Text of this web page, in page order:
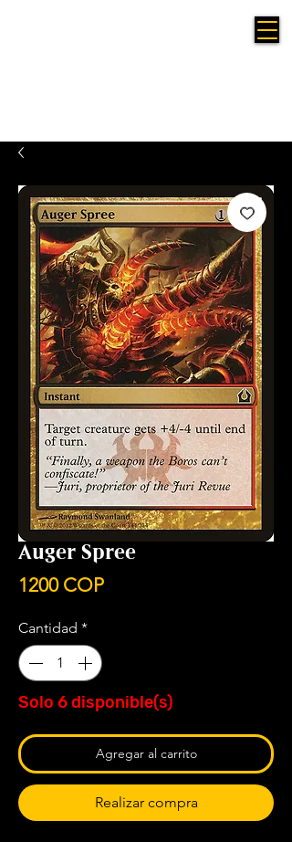
Auger Spree
1200 COPPrecio
Cantidad *
Solo 6 disponible(s)
Agregar al carrito
Realizar compra